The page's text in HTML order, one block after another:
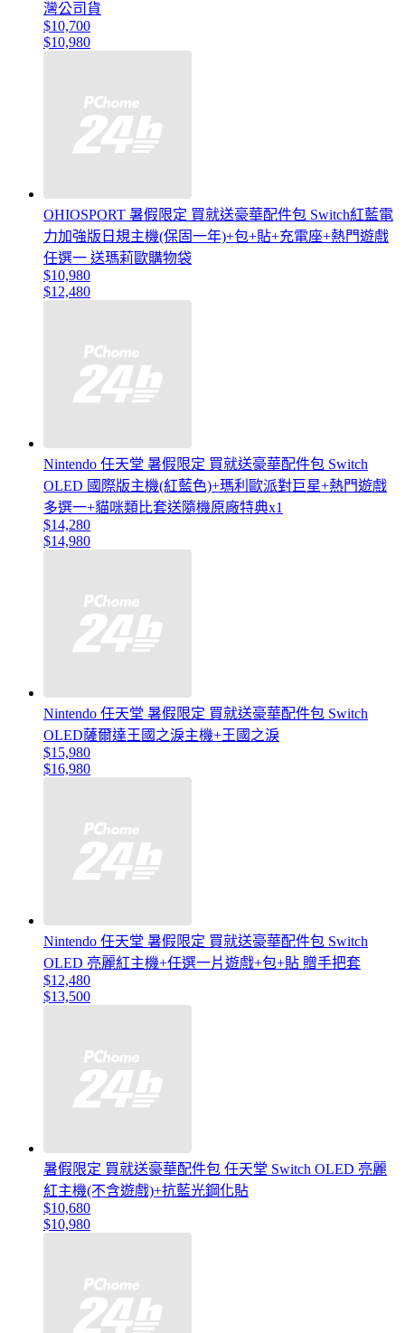
灣公司貨
$10,700
$10,980
OHIOSPORT 暑假限定 買就送豪華配件包 Switch紅藍電
力加強版日規主機(保固一年)+包+貼+充電座+熱門遊戲
任選一 送瑪莉歐購物袋
$10,980
$12,480
Nintendo 任天堂 暑假限定 買就送豪華配件包 Switch
OLED 國際版主機(紅藍色)+瑪利歐派對巨星+熱門遊戲
多選一+貓咪類比套送隨機原廠特典x1
$14,280
$14,980
Nintendo 任天堂 暑假限定 買就送豪華配件包 Switch
OLED薩爾達王國之淚主機+王國之淚
$15,980
$16,980
Nintendo 任天堂 暑假限定 買就送豪華配件包 Switch
OLED 亮麗紅主機+任選一片遊戲+包+貼 贈手把套
$12,480
$13,500
暑假限定 買就送豪華配件包 任天堂 Switch OLED 亮麗
紅主機(不含遊戲)+抗藍光鋼化貼
$10,680
$10,980